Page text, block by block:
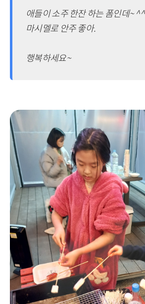
애들이 소주 한잔 하는 폼인데~ ^^
마시멜로 안주 좋아.
행복하세요~